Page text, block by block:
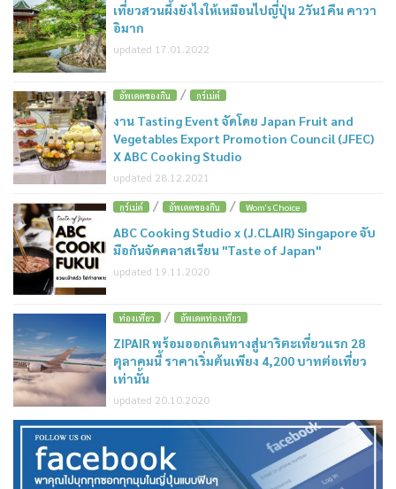
เที่ยวสวนผึ้งยังไงให้เหมือนไปญี่ปุ่น 2วัน1คืน คาวา
อิมาก
updated 17.01.2022
อัพเดตของกิน / กูร์เม่ต์
งาน Tasting Event จัดโดย Japan Fruit and
Vegetables Export Promotion Council (JFEC)
X ABC Cooking Studio
updated 28.12.2021
กูร์เม่ต์ / อัพเดตของกิน / Wom's Choice
ABC Cooking Studio x (J.CLAIR) Singapore จับ
มือกันจัดคลาสเรียน "Taste of Japan"
updated 19.11.2020
ท่องเที่ยว / อัพเดตท่องเที่ยว
ZIPAIR พร้อมออกเดินทางสู่นาริตะเที่ยวแรก 28
ตุลาคมนี้ ราคาเริ่มต้นเพียง 4,200 บาทต่อเที่ยว
เท่านั้น
updated 20.10.2020